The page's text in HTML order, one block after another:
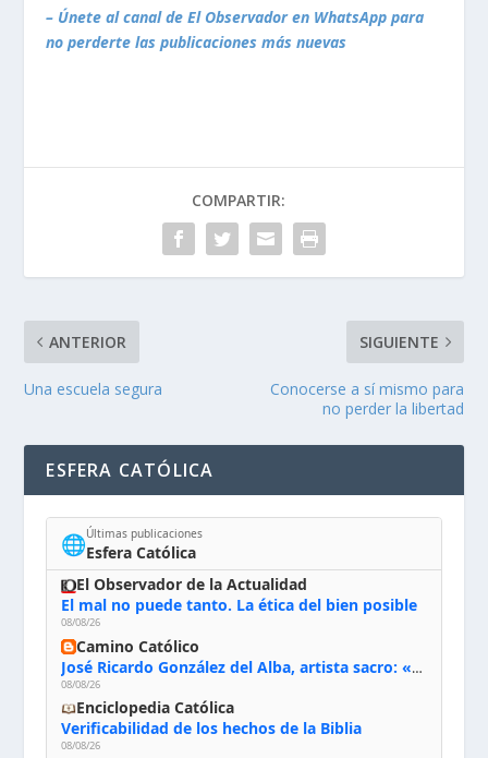
– Únete al canal de El Observador en WhatsApp para
no perderte las publicaciones más nuevas
COMPARTIR:
ANTERIOR
Una escuela segura
SIGUIENTE
Conocerse a sí mismo para
no perder la libertad
ESFERA CATÓLICA
🌐Últimas publicaciones
Esfera Católica
El Observador de la Actualidad
El mal no puede tanto. La ética del bien posible
08/08/26
Camino Católico
José Ricardo González del Alba, artista sacro: «Yo oro, hablo con Dios, le pido al Espíritu Santo su inspiración y siempre pinto rezando el rosario para que sea Él quien actúe a través de mis manos»
08/08/26
Enciclopedia Católica
Verificabilidad de los hechos de la Biblia
08/08/26